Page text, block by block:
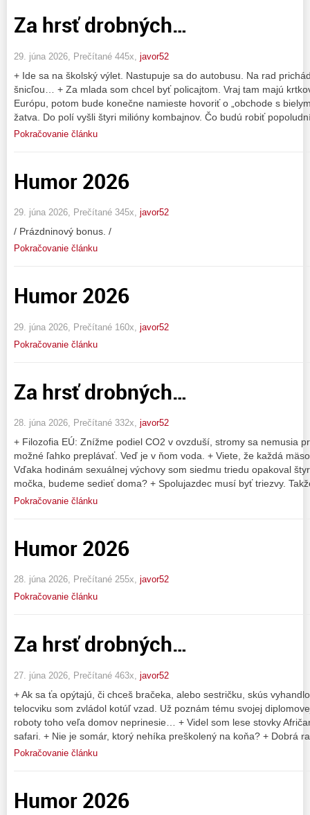
Za hrsť drobných…
29. júna 2026, Prečítané 445x, javor52
+ Ide sa na školský výlet. Nastupuje sa do autobusu. Na rad
šnicľou… + Za mlada som chcel byť policajtom. Vraj tam majú
Európu, potom bude konečne namieste hovoriť o „obchode s
žatva. Do polí vyšli štyri milióny kombajnov. Čo budú robiť
Pokračovanie článku
Humor 2026
29. júna 2026, Prečítané 345x, javor52
/ Prázdninový bonus. /
Pokračovanie článku
Humor 2026
29. júna 2026, Prečítané 160x, javor52
Pokračovanie článku
Za hrsť drobných…
28. júna 2026, Prečítané 332x, javor52
+ Filozofia EÚ: Znížme podiel CO2 v ovzduší, stromy sa nemusia
možné ľahko preplávať. Veď je v ňom voda. + Viete, že každá
Vďaka hodinám sexuálnej výchovy som siedmu triedu opakoval
močka, budeme sedieť doma? + Spolujazdec musí byť triezvy.
Pokračovanie článku
Humor 2026
28. júna 2026, Prečítané 255x, javor52
Pokračovanie článku
Za hrsť drobných…
27. júna 2026, Prečítané 463x, javor52
+ Ak sa ťa opýtajú, či chceš bračeka, alebo sestričku, skús
telocviku som zvládol kotúľ vzad. Už poznám tému svojej
roboty toho veľa domov neprinesie… + Videl som lese stovky
safari. + Nie je somár, ktorý nehíka preškolený na koňa? + Dobrá
Pokračovanie článku
Humor 2026